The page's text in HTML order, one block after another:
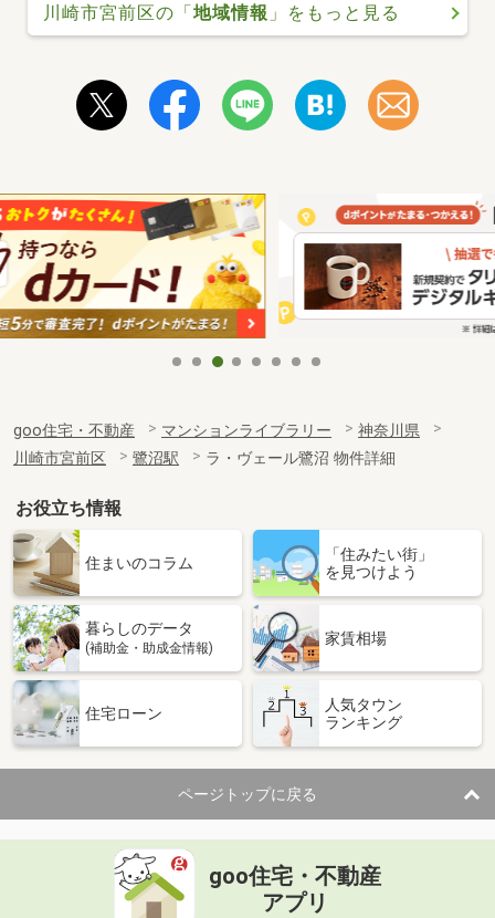
川崎市宮前区の「地域情報 」をもっと見る
goo住宅・不動産 マンションライブラリー
神奈川県
川崎市宮前区
鷺沼駅 ラ・ヴェール鷺沼 物件詳細
お役立ち情報
住まいのコラム
「住みたい街」
を見つけよう
暮らしのデータ
(補助金・助成金情報)
家賃相場
住宅ローン
人気タウン
ランキング
ページトップに戻る
goo住宅・不動産
アプリ